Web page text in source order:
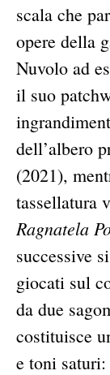
scala che
opere della
Nuvolo ad
il suo
dell’albero
(2021),
tassellatura
Ragnatela
successive
giocati sul
da due
costituisce
e toni